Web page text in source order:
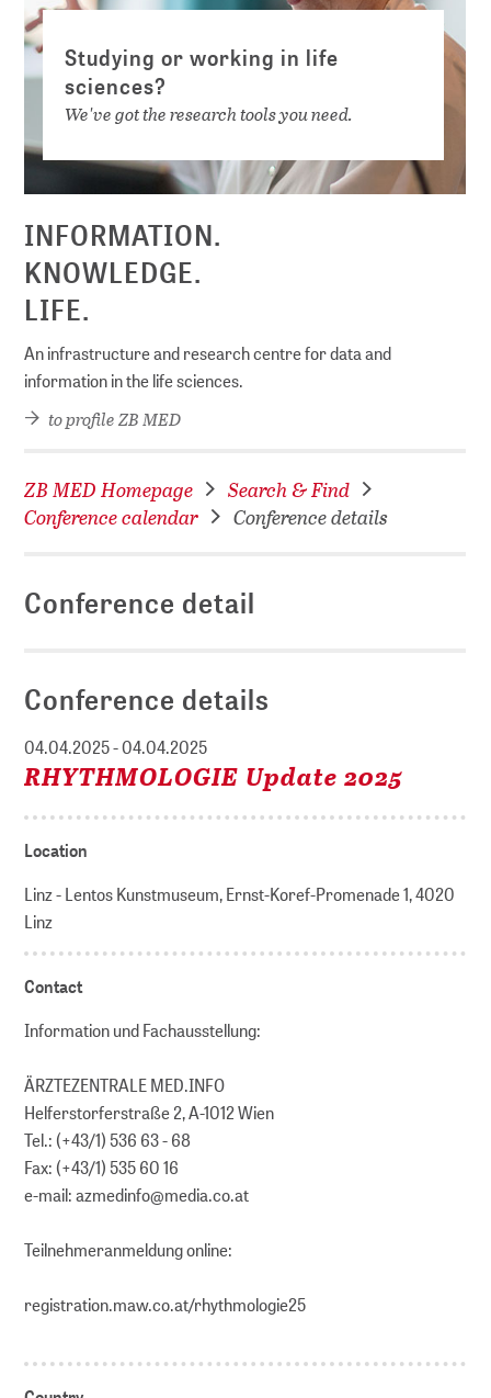
Studying or working in life
sciences?
We've got the research tools you need.
INFORMATION.
KNOWLEDGE.
LIFE.
An infrastructure and research centre for data and
information in the life sciences.
to profile ZB MED
ZB MED Homepage
Search & Find
Conference calendar
Conference details
Conference detail
Conference details
04.04.2025 - 04.04.2025
RHYTHMOLOGIE Update 2025
Location
Linz - Lentos Kunstmuseum, Ernst-Koref-Promenade 1, 4020
Linz
Contact
Information und Fachausstellung:
ÄRZTEZENTRALE MED.INFO
Helferstorferstraße 2, A-1012 Wien
Tel.: (+43/1) 536 63 - 68
Fax: (+43/1) 535 60 16
e-mail: azmedinfo@media.co.at
Teilnehmeranmeldung online:
registration.maw.co.at/rhythmologie25